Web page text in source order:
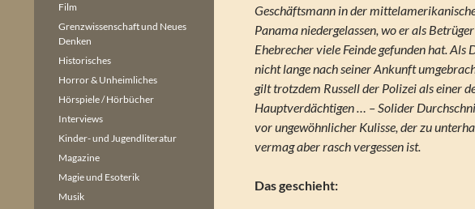
Geschäftsmann in der
Panama niedergelassen, wo er als
Ehebrecher viele Feinde gefunden hat. Als
nicht lange nach seiner Ankunft
gilt trotzdem Russell der Polizei als einer
Hauptverdächtigen … – Solider
vor ungewöhnlicher Kulisse, der zu
vermag aber rasch vergessen ist.
Das geschieht:
Film
Grenzwissenschaft und Neues
Denken
Historisches
Horror & Unheimliches
Hörspiele / Hörbücher
Interviews
Kinder- und Jugendliteratur
Magazine
Magie und Esoterik
Musik